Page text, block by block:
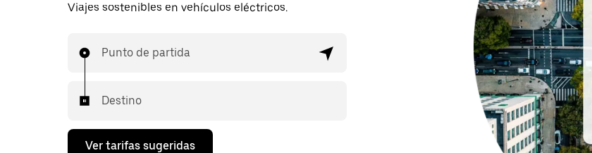
Viajes sostenibles en vehículos eléctricos.
Punto de partida
Destino
Ver tarifas sugeridas